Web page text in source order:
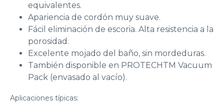
equivalentes.
Apariencia de cordón muy suave.
Fácil eliminación de escoria. Alta resistencia a la
porosidad.
Excelente mojado del baño, sin mordeduras.
También disponible en PROTECHTM Vacuum
Pack (envasado al vacío).
Aplicaciones típicas: